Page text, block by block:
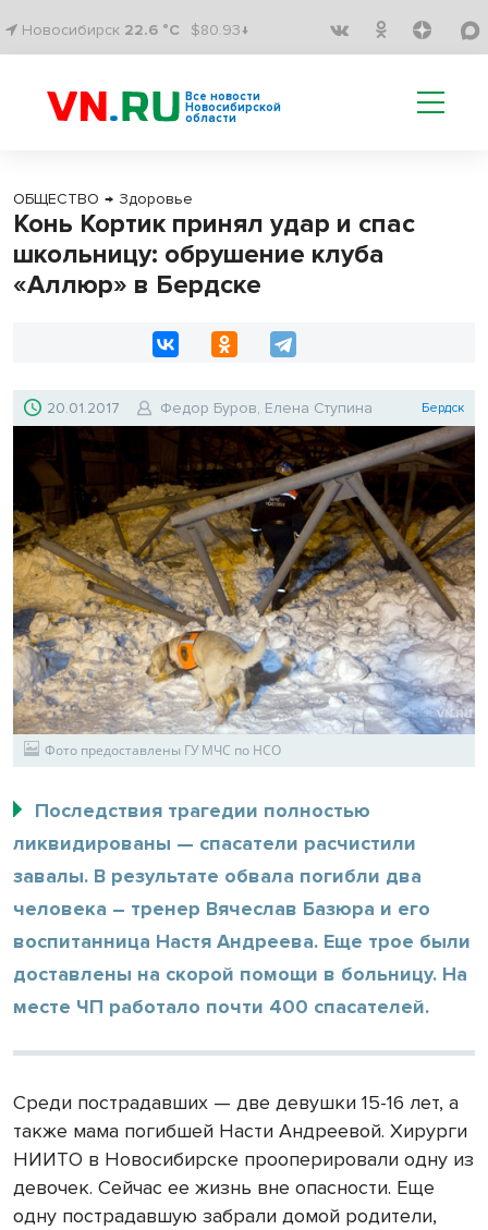
Новосибирск 22.6 °C $80.93↓
Все новости
Новосибирской
области
ОБЩЕСТВО → Здоровье
Конь Кортик принял удар и спас
школьницу: обрушение клуба
«Аллюр» в Бердске
20.01.2017 Федор Буров, Елена Ступина Бердск
Фото предоставлены ГУ МЧС по НСО
Последствия трагедии полностью
ликвидированы — спасатели расчистили
завалы. В результате обвала погибли два
человека – тренер Вячеслав Базюра и его
воспитанница Настя Андреева. Еще трое были
доставлены на скорой помощи в больницу. На
месте ЧП работало почти 400 спасателей.
Среди пострадавших — две девушки 15-16 лет, а
также мама погибшей Насти Андреевой. Хирурги
НИИТО в Новосибирске прооперировали одну из
девочек. Сейчас ее жизнь вне опасности. Еще
одну пострадавшую забрали домой родители,